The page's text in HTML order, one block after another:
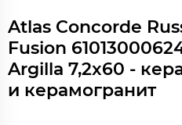
Atlas Concorde
Fusion
Argilla 7,2x60 -
и керамогранит